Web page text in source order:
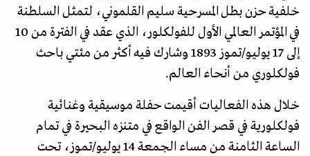
خلفية حزن بطل المسرحية سليم القلموني، لتمثل السلطنة
في المؤتمر العالمي الأول للفولكلور، الذي عقد في الفترة من 10
إلى 17 يوليو/تموز 1893 وشارك فيه أكثر من مئتي باحث
فولكلوري من أنحاء العالم.
خلال هذه الفعاليات أقيمت حفلة موسيقية وغنائية
فولكلورية في قصر الفن الواقع في متنزه البحيرة في تمام
الساعة الثامنة من مساء الجمعة 14 يوليو/تموز، تحت